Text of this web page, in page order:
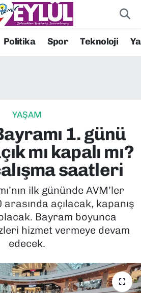
Politika Spor Teknoloji
YAŞAM
1. günü
mı kapalı mı?
saatleri
ilk gününde AVM’ler
açılacak, kapanış
Bayram boyunca
hizmet vermeye devam
edecek.
Durumu ve Fikstür